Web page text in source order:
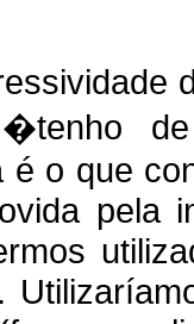
é o que
pela